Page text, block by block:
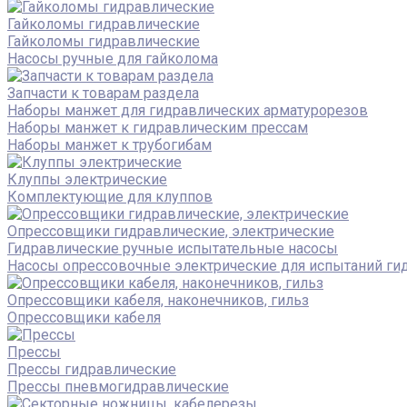
Гайколомы гидравлические
Гайколомы гидравлические
Насосы ручные для гайколома
Запчасти к товарам раздела
Наборы манжет для гидравлических арматурорезов
Наборы манжет к гидравлическим прессам
Наборы манжет к трубогибам
Клуппы электрические
Комплектующие для клуппов
Опрессовщики гидравлические, электрические
Гидравлические ручные испытательные насосы
Насосы опрессовочные электрические для испытаний
Опрессовщики кабеля, наконечников, гильз
Опрессовщики кабеля
Прессы
Прессы гидравлические
Прессы пневмогидравлические